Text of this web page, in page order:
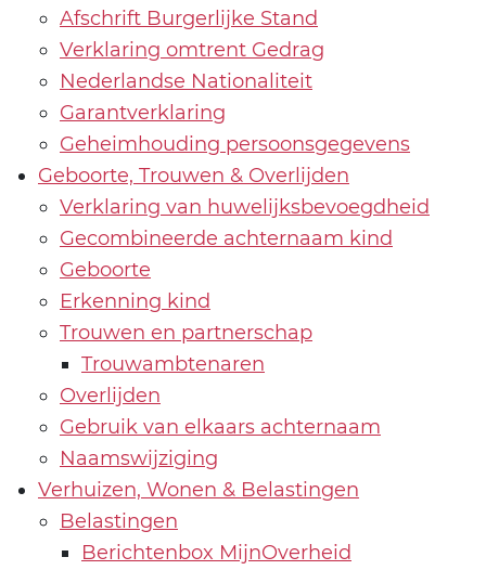
Afschrift Burgerlijke Stand
Verklaring omtrent Gedrag
Nederlandse Nationaliteit
Garantverklaring
Geheimhouding persoonsgegevens
Geboorte, Trouwen & Overlijden
Verklaring van huwelijksbevoegdheid
Gecombineerde achternaam kind
Geboorte
Erkenning kind
Trouwen en partnerschap
Trouwambtenaren
Overlijden
Gebruik van elkaars achternaam
Naamswijziging
Verhuizen, Wonen & Belastingen
Belastingen
Berichtenbox MijnOverheid